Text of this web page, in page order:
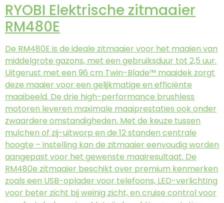
RYOBI Elektrische zitmaaier
RM480E
De RM480E is de ideale zitmaaier voor het maaien van
middelgrote gazons, met een gebruiksduur tot 2,5 uur.
Uitgerust met een 96 cm Twin-Blade™ maaidek zorgt
deze maaier voor een gelijkmatige en efficiënte
maaibeeld. De drie high-performance brushless
motoren leveren maximale maaiprestaties ook onder
zwaardere omstandigheden. Met de keuze tussen
mulchen of zij-uitworp en de 12 standen centrale
hoogte – instelling kan de zitmaaier eenvoudig worden
aangepast voor het gewenste maairesultaat. De
RM480e zitmaaier beschikt over premium kenmerken
zoals een USB-oplader voor telefoons, LED-verlichting
voor beter zicht bij weinig zicht, en cruise control voor